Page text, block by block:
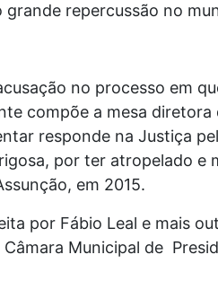
grande repercussão no
no processo em
compõe a mesa diretora
responde na Justiça
por ter atropelado e
em 2015.
por Fábio Leal e mais
Municipal de